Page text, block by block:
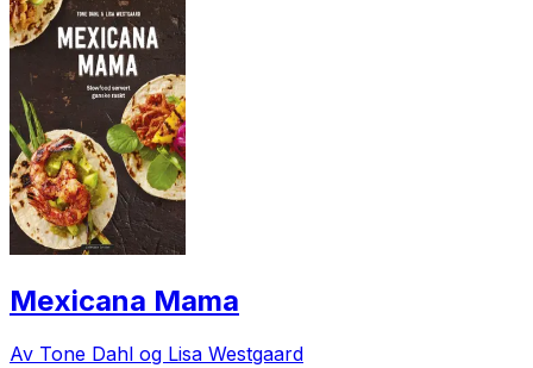
Mexicana Mama
Av Tone Dahl og Lisa Westgaard